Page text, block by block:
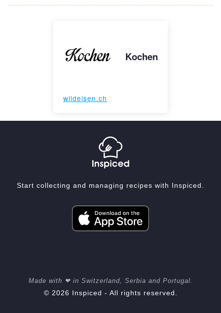
Kochen
wildeisen.ch
Start collecting and managing recipes with Inspiced.
Made with ❤ in Switzerland, Serbia and Portugal.
© 2026 Inspiced - All rights reserved.